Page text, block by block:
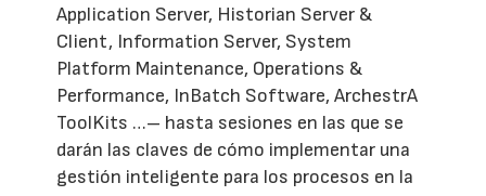
Application Server, Historian Server &
Client, Information Server, System
Platform Maintenance, Operations &
Performance, InBatch Software, ArchestrA
ToolKits …– hasta sesiones en las que se
darán las claves de cómo implementar una
gestión inteligente para los procesos en la